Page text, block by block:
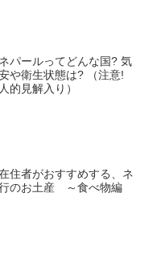
パールってどんな国? 気
や衛生状態は? （注意!
的見解入り）
住者がおすすめする、ネ
のお土産 ～食べ物編